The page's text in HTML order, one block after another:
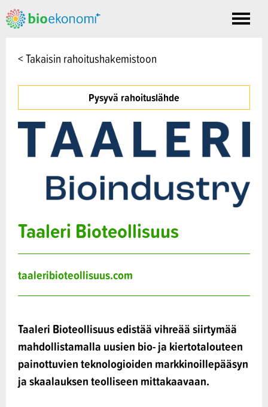
Toggle
< Takaisin rahoitushakemistoon
Pysyvä rahoituslähde
Taaleri Bioteollisuus
taaleribioteollisuus.com
Taaleri Bioteollisuus edistää vihreää siirtymää
mahdollistamalla uusien bio- ja kiertotalouteen
painottuvien teknologioiden markkinoillepääsyn
ja skaalauksen teolliseen mittakaavaan.